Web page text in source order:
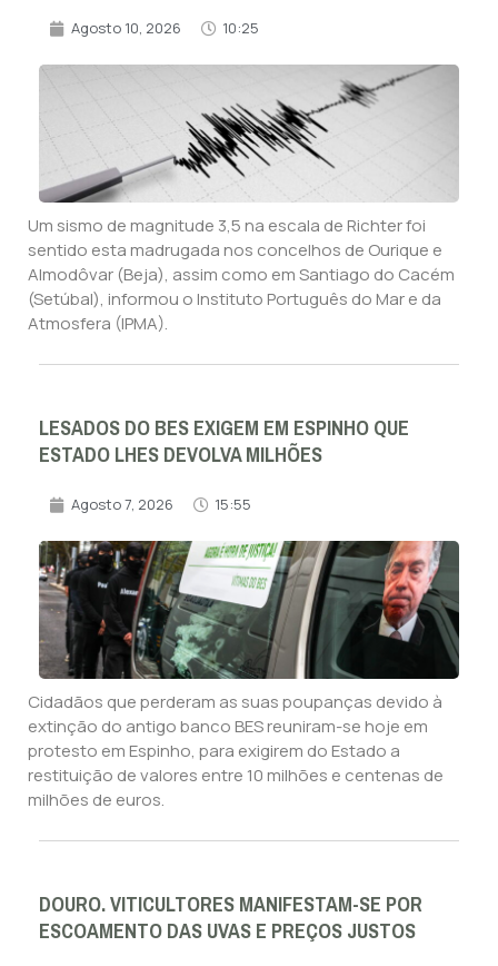
Agosto 10, 2026 10:25
Um sismo de magnitude 3,5 na escala de Richter foi
sentido esta madrugada nos concelhos de Ourique e
Almodôvar (Beja), assim como em Santiago do Cacém
(Setúbal), informou o Instituto Português do Mar e da
Atmosfera (IPMA).
LESADOS DO BES EXIGEM EM ESPINHO QUE
ESTADO LHES DEVOLVA MILHÕES
Agosto 7, 2026 15:55
Cidadãos que perderam as suas poupanças devido à
extinção do antigo banco BES reuniram-se hoje em
protesto em Espinho, para exigirem do Estado a
restituição de valores entre 10 milhões e centenas de
milhões de euros.
DOURO. VITICULTORES MANIFESTAM-SE POR
ESCOAMENTO DAS UVAS E PREÇOS JUSTOS